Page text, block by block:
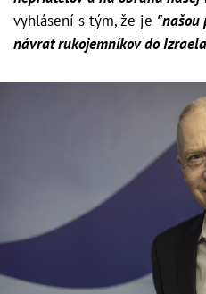
vyhlásení s tým, že je "našou
návrat rukojemníkov do